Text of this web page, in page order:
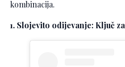
kombinacija.
1. Slojevito odijevanje: Ključ